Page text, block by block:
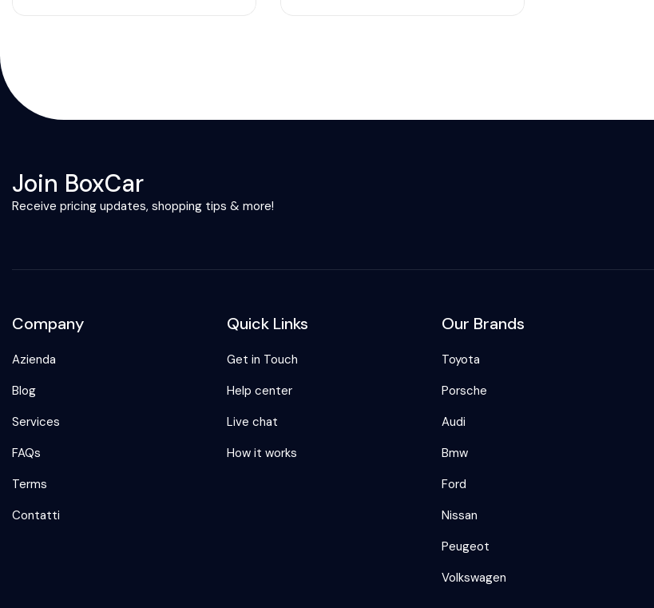
Join BoxCar
Receive pricing updates, shopping tips & more!
Company
Azienda
Blog
Services
FAQs
Terms
Contatti
Quick Links
Get in Touch
Help center
Live chat
How it works
Our Brands
Toyota
Porsche
Audi
Bmw
Ford
Nissan
Peugeot
Volkswagen